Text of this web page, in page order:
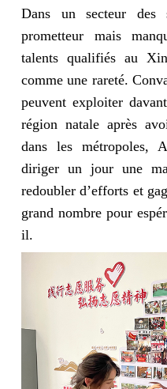
Dans un secteur des
prometteur mais
talents qualifiés au
comme une rareté.
peuvent exploiter
région natale après
dans les métropoles,
diriger un jour une
redoubler d’efforts et
grand nombre pour
il.